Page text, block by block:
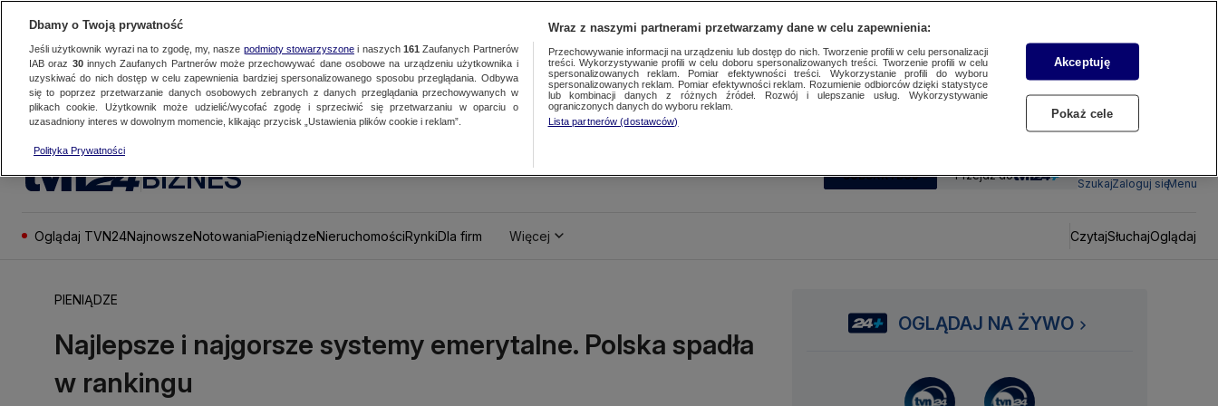
BIZNES SUBSKRYBUJ Przejdź do
SzukajZaloguj sięMenu
Oglądaj TVN24NajnowszeNotowaniaPieniądzeNieruchomościRynkiDla firm Więcej CzytajSłuchajOglądaj
PIENIĄDZE
Najlepsze i najgorsze systemy emerytalne. Polska spadła
w rankingu
OGLĄDAJ NA ŻYWO
Dbamy o Twoją prywatność
Jeśli użytkownik wyrazi na to zgodę, my, nasze podmioty stowarzyszonei naszych 161 Zaufanych Partnerów
IAB oraz 30innych Zaufanych Partnerów może przechowywać dane osobowe na urządzeniu użytkownika i
uzyskiwać do nich dostęp w celu zapewnienia bardziej spersonalizowanego sposobu przeglądania. Odbywa
się to poprzez przetwarzanie danych osobowych zebranych z danych przeglądania przechowywanych w
plikach cookie. Użytkownik może udzielić/wycofać zgodę i sprzeciwić się przetwarzaniu w oparciu o
uzasadniony interes w dowolnym momencie, klikając przycisk „Ustawienia plików cookie i reklam”.
Polityka Prywatności
Wraz z naszymi partnerami przetwarzamy dane w celu zapewnienia:
Przechowywanie informacji na urządzeniu lub dostęp do nich. Tworzenie profili w celu personalizacji
treści. Wykorzystywanie profili w celu doboru spersonalizowanych treści. Tworzenie profili w celu
spersonalizowanych reklam. Pomiar efektywności treści. Wykorzystanie profili do wyboru
spersonalizowanych reklam. Pomiar efektywności reklam. Rozumienie odbiorców dzięki statystyce
lub kombinacji danych z różnych źródeł. Rozwój i ulepszanie usług. Wykorzystywanie
ograniczonych danych do wyboru reklam.
Lista partnerów (dostawców)
Akceptuję
Pokaż cele